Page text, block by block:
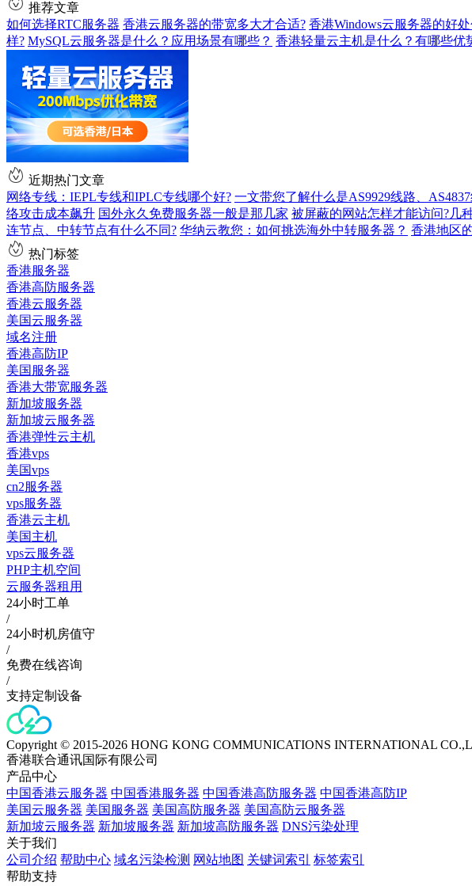
推荐文章
如何选择RTC服务器 香港云服务器的带宽多大才合适? 香港Windows云服务器的好
样? MySQL云服务器是什么？应用场景有哪些？ 香港轻量云主机是什么？有哪些优
近期热门文章
网络专线：IEPL专线和IPLC专线哪个好? 一文带您了解什么是AS9929线路、
络攻击成本飙升 国外永久免费服务器一般是那几家 被屏蔽的网站怎样才能访问?几
连节点、中转节点有什么不同? 华纳云教您：如何挑选海外中转服务器？ 香港地区
热门标签
香港服务器
香港高防服务器
香港云服务器
美国云服务器
域名注册
香港高防IP
美国服务器
香港大带宽服务器
新加坡服务器
新加坡云服务器
香港弹性云主机
香港vps
美国vps
cn2服务器
vps服务器
香港云主机
美国主机
vps云服务器
PHP主机空间
云服务器租用
24小时工单
/
24小时机房值守
/
免费在线咨询
/
支持定制设备
Copyright © 2015-2026 HONG KONG COMMUNICATIONS INTERNATIONAL
香港联合通讯国际有限公司
产品中心
中国香港云服务器 中国香港服务器 中国香港高防服务器 中国香港高防IP
美国云服务器 美国服务器 美国高防服务器 美国高防云服务器
新加坡云服务器 新加坡服务器 新加坡高防服务器 DNS污染处理
关于我们
公司介绍 帮助中心 域名污染检测 网站地图 关键词索引
标签索引
帮助支持